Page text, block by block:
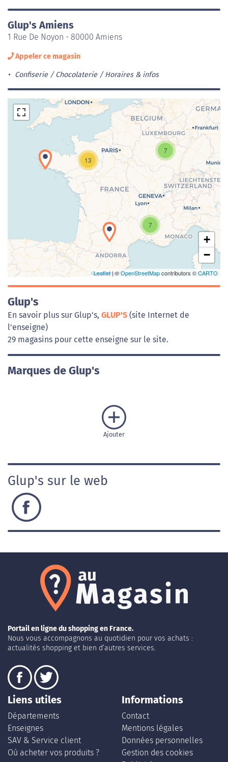
Glup's Amiens
1 Rue De Noyon - 80000 Amiens
Appeler ce magasin
Confiserie / Chocolaterie Horaires & infos
Chargement de la carte en cours...
7
7
13
+
−
Leaflet| ©OpenStreetMapcontributors ©CARTO
Glup's
En savoir plus sur Glup's, GLUP'S (site Internet de
l'enseigne)
29 magasins pour cette enseigne sur le site.
Marques de Glup's
Ajouter
Glup's sur le web
Portail en ligne du shopping en France.
Nous vous accompagnons au quotidien pour vos achats :
actualités shopping et bien d’autres services.
Liens utiles
Départements
Enseignes
SAV & Service client
Où acheter vos produits ?
Informations
Contact
Mentions légales
Données personnelles
Gestion des cookies